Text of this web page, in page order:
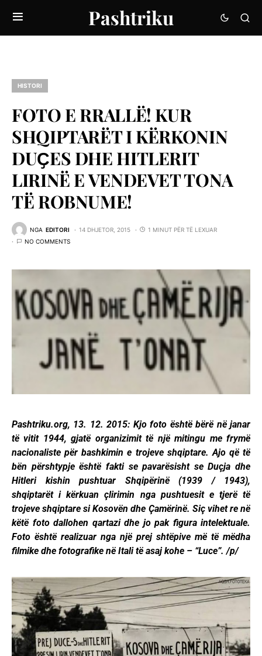
Pashtriku
HISTORI
FOTO E RRALLË! KUR
SHQIPTARËT I KËRKONIN
DUҪES DHE HITLERIT
LIRINË E VENDEVET TONA
TË ROBNUME!
NGA EDITORI 14 DHJETOR, 2015
1 MINUT PËR TË LEXUAR
NO COMMENTS
Pashtriku.org, 13. 12. 2015: Kjo foto është bërë në janar
të vitit 1944, gjatë organizimit të një mitingu me frymë
nacionaliste për bashkimin e trojeve shqiptare. Ajo që të
bën përshtypje është fakti se pavarësisht se Duçja dhe
Hitleri kishin pushtuar Shqipërinë (1939 / 1943),
shqiptarët i kërkuan çlirimin nga pushtuesit e tjerë të
trojeve shqiptare si Kosovën dhe Çamërinë. Siç vihet re në
këtë foto dallohen qartazi dhe jo pak figura intelektuale.
Foto është realizuar nga një prej shtëpive më të mëdha
filmike dhe fotografike në Itali të asaj kohe – “Luce”. /p/